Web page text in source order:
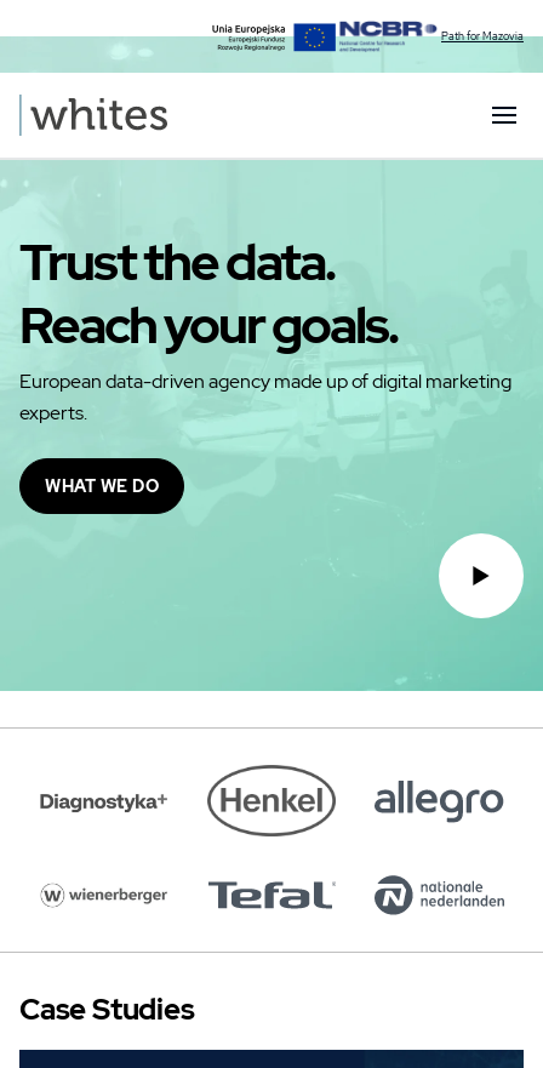
Path for Mazovia
Trust thedata.
Reach yourgoals.
European data-driven agency made up of digital marketing
experts.
WHAT WE DO
Case Studies